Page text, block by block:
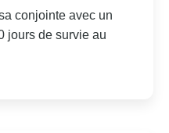
conjointe avec un
jours de survie au